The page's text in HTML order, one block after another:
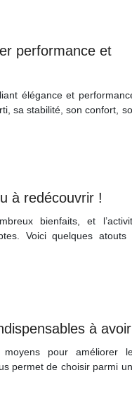
performance et
élégance et
sa stabilité, son confort,
à redécouvrir !
bienfaits, et
Voici quelques atouts
à avoir
pour améliorer
permet de choisir parmi